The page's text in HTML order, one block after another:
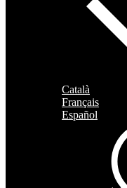
Català
Français
Español